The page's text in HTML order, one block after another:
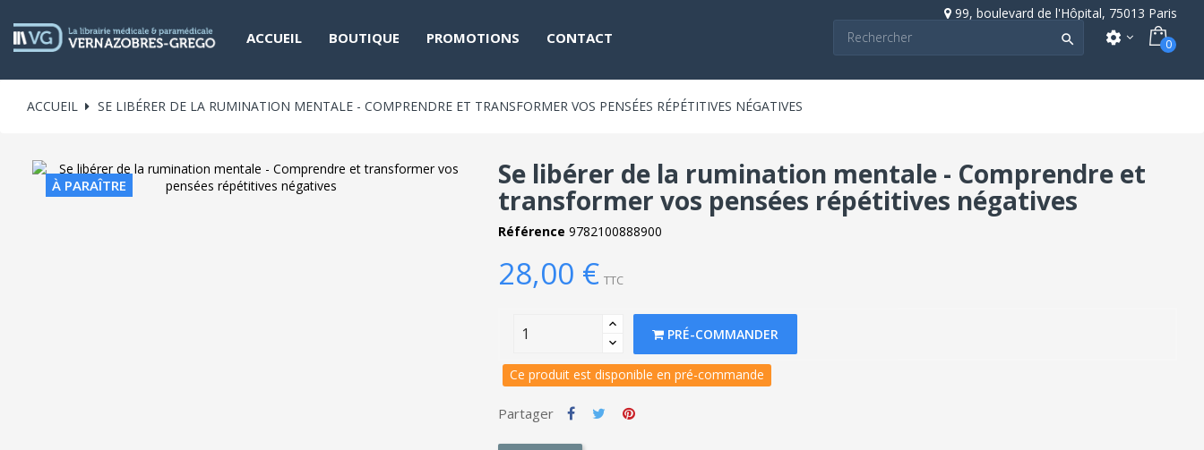
99, boulevard de l'Hôpital, 75013 Paris
ACCUEIL BOUTIQUE PROMOTIONS CONTACT  settings 0
ACCUEIL SE LIBÉRER DE LA RUMINATION MENTALE - COMPRENDRE ET TRANSFORMER VOS PENSÉES RÉPÉTITIVES NÉGATIVES
À PARAÎTRE Se libérer de la rumination mentale - Comprendre et
transformer vos pensées répétitives négatives
Référence 9782100888900
28,00 € TTC
PRÉ-COMMANDER
Ce produit est disponible en pré-commande
Partager